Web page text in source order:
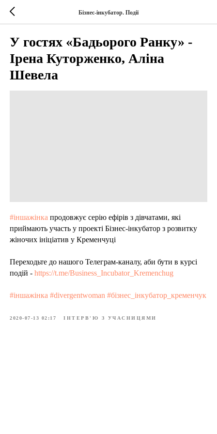
Бізнес-інкубатор. Події
У гостях «Бадьорого Ранку» -
Ірена Куторженко, Аліна
Шевела
#іншажінка продовжує серію ефірів з дівчатами, які
приймають участь у проекті Бізнес-інкубатор з розвитку
жіночих ініціатив у Кременчуці
Переходьте до нашого Телеграм-каналу, аби бути в курсі
подій - https://t.me/Business_Incubator_Kremenchug
#іншажінка #divergentwoman #бізнес_інкубатор_кременчук
2020-07-13 02:17 ІНТЕРВ'Ю З УЧАСНИЦЯМИ